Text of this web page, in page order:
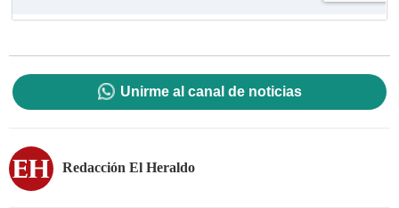
Unirme al canal de noticias
Redacción El Heraldo